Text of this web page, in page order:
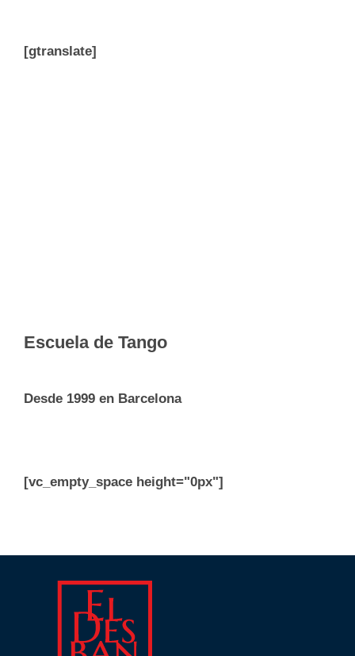
[gtranslate]
Escuela de Tango
Desde 1999 en Barcelona
[vc_empty_space height="0px"]